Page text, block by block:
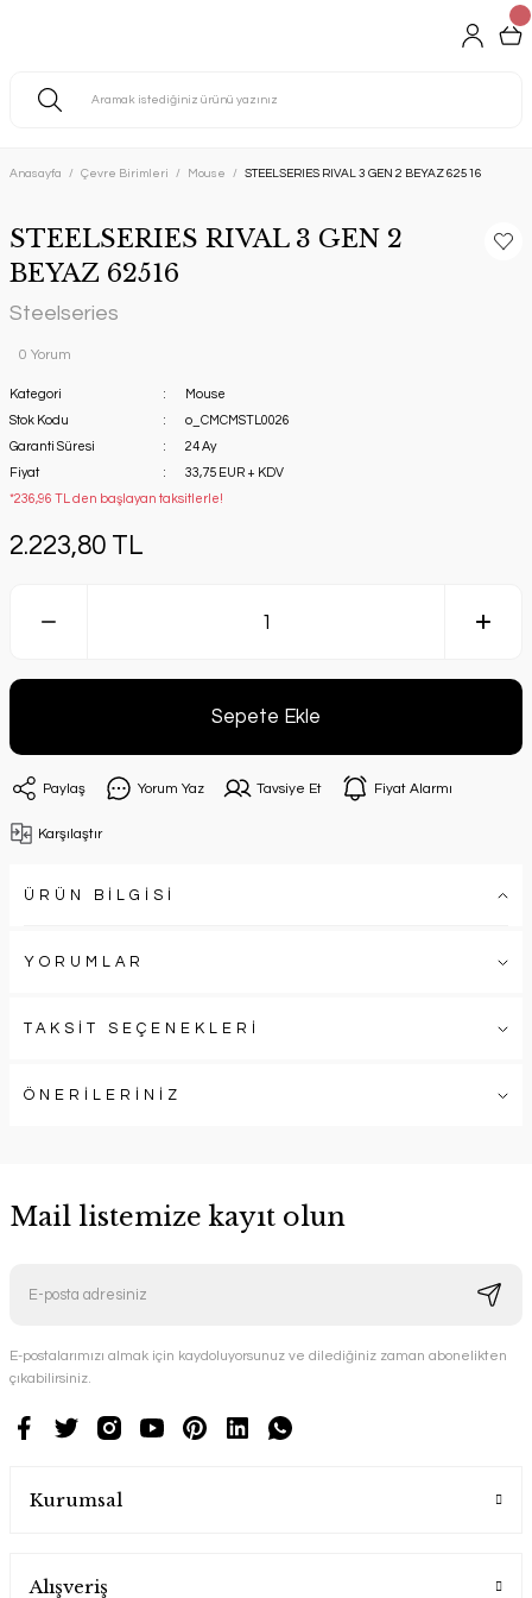
Anasayfa Çevre Birimleri Mouse STEELSERIES RIVAL 3 GEN 2 BEYAZ 62516
STEELSERIES RIVAL 3 GEN 2
BEYAZ 62516
Steelseries
0 Yorum
Kategori
Mouse
Stok Kodu
o_CMCMSTL0026
Garanti Süresi
24 Ay
Fiyat
33,75 EUR + KDV
*236,96 TL den başlayan taksitlerle!
2.223,80 TL
Sepete Ekle
Paylaş Yorum Yaz Tavsiye Et Fiyat Alarmı
Karşılaştır
ÜRÜN BİLGİSİ
YORUMLAR
TAKSİT SEÇENEKLERİ
ÖNERİLERİNİZ
Mail listemize kayıt olun
E-postalarımızı almak için kaydoluyorsunuz ve dilediğiniz zaman abonelikten
çıkabilirsiniz.
Kurumsal
Alışveriş